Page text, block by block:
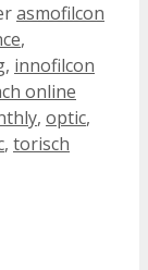
asmofilcon
,
, innofilcon
online
, optic,
, torisch